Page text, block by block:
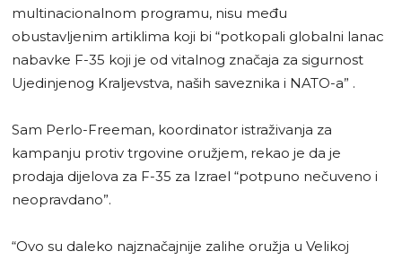
multinacionalnom programu, nisu među
obustavljenim artiklima koji bi “potkopali globalni lanac
nabavke F-35 koji je od vitalnog značaja za sigurnost
Ujedinjenog Kraljevstva, naših saveznika i NATO-a” .
Sam Perlo-Freeman, koordinator istraživanja za
kampanju protiv trgovine oružjem, rekao je da je
prodaja dijelova za F-35 za Izrael “potpuno nečuveno i
neopravdano”.
“Ovo su daleko najznačajnije zalihe oružja u Velikoj